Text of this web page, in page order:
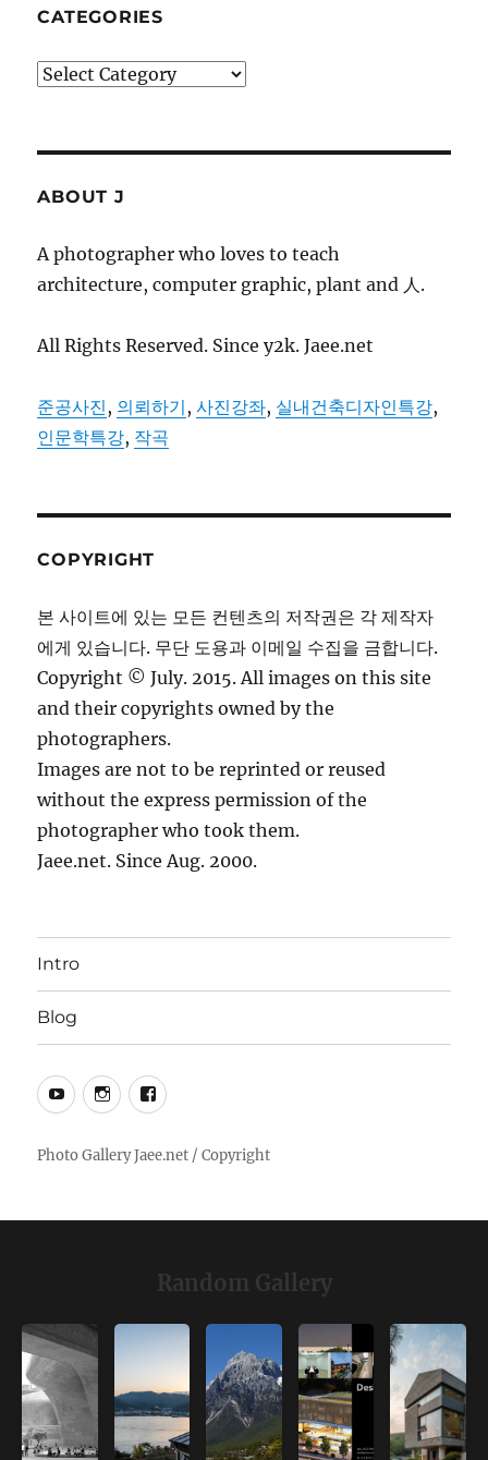
CATEGORIES
Categories
ABOUT J
A photographer who loves to teach
architecture, computer graphic, plant and 人.
All Rights Reserved. Since y2k. Jaee.net
준공사진 , 의뢰하기 ,사진강좌, 실내건축디자인특강,
인문학특강, 작곡
COPYRIGHT
본 사이트에 있는 모든 컨텐츠의 저작권은 각 제작자
에게 있습니다. 무단 도용과 이메일 수집을 금합니다.
Copyright © July. 2015. All images on this site
and their copyrights owned by the
photographers.
Images are not to be reprinted or reused
without the express permission of the
photographer who took them.
Jaee.net. Since Aug. 2000.
Intro
Blog
YouTubeInstagramFacebook
Random Gallery